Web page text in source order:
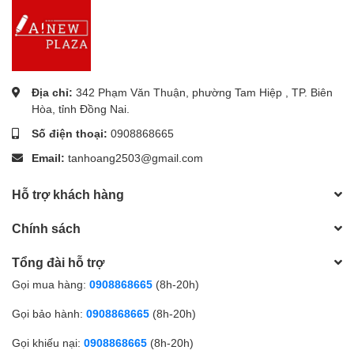
Bảo quản:
Bảo quản nơi khô ráo, thoáng mát, tránh tiếp xúc trực
tiếp với ánh nắng hoặc nhiệt độ cao.
chất lỏng khác
Không để gôm tiếp xúc với bề mặt bẩn, có dầu mỡ hay
Kiểm tra và thay gôm thường xuyên để chất lượng
gôm tẩy xóa tốt hơn.
Địa chỉ: 342 Phạm Văn Thuận, phường Tam Hiệp , TP. Biên
Hòa, tỉnh Đồng Nai.
Số điện thoại: 0908868665
Email: tanhoang2503@gmail.com
Hỗ trợ khách hàng
Chính sách
Tổng đài hỗ trợ
Gọi mua hàng: 0908868665 (8h-20h)
Gọi bảo hành: 0908868665 (8h-20h)
Gọi khiếu nại: 0908868665 (8h-20h)